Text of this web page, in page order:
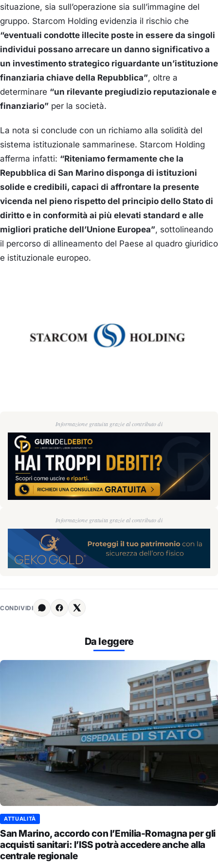
situazione, sia sull’operazione sia sull’immagine del
gruppo. Starcom Holding evidenzia il rischio che
“eventuali condotte illecite poste in essere da singoli
individui possano arrecare un danno significativo a
un investimento strategico riguardante un’istituzione
finanziaria chiave della Repubblica”, oltre a
determinare “un rilevante pregiudizio reputazionale e
finanziario” per la società.
La nota si conclude con un richiamo alla solidità del
sistema istituzionale sammarinese. Starcom Holding
afferma infatti: “Riteniamo fermamente che la
Repubblica di San Marino disponga di istituzioni
solide e credibili, capaci di affrontare la presente
vicenda nel pieno rispetto del principio dello Stato di
diritto e in conformità ai più elevati standard e alle
migliori pratiche dell’Unione Europea”, sottolineando
il percorso di allineamento del Paese al quadro giuridico
e istituzionale europeo.
Informazione gratuita grazie al contributo di
Informazione gratuita grazie al contributo di
CONDIVIDI
Da leggere
ATTUALITÀ
San Marino, accordo con l’Emilia-Romagna per gli
acquisti sanitari: l’ISS potrà accedere anche alla
centrale regionale